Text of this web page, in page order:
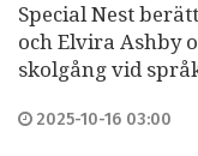
Special Nest
och Elvira Ashby
skolgång vid
2025-10-16 03:00